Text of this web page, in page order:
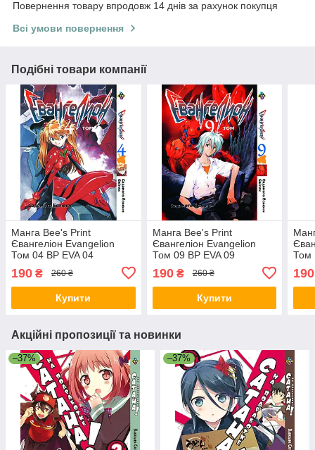
Повернення товару впродовж 14 днів за рахунок покупця
Всі умови повернення
Подібні товари компанії
Манга Bee's Print
Євангеліон Evangelion
Том 04 ВР EVA 04
190 ₴ 260 ₴
Купити
Манга Bee's Print
Євангеліон Evangelion
Том 09 BP EVA 09
190₴ 260 ₴
Купити
Том
190
Акційні пропозиції та новинки
–37% –37%